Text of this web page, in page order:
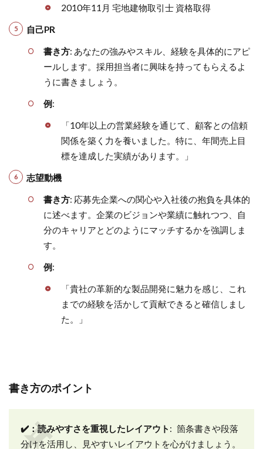
2010年11月 宅地建物取引士 資格取得
自己PR
書き方: あなたの強みやスキル、経験を具体的にアピ
ールします。採用担当者に興味を持ってもらえるよ
うに書きましょう。
例:
「10年以上の営業経験を通じて、顧客との信頼
関係を築く力を養いました。特に、年間売上目
標を達成した実績があります。」
志望動機
書き方: 応募先企業への関心や入社後の抱負を具体的
に述べます。企業のビジョンや業績に触れつつ、自
分のキャリアとどのようにマッチするかを強調しま
す。
例:
「貴社の革新的な製品開発に魅力を感じ、これ
までの経験を活かして貢献できると確信しまし
た。」
書き方のポイント
✔️：読みやすさを重視したレイアウト : 箇条書きや段落
分けを活用し、見やすいレイアウトを心がけましょう。